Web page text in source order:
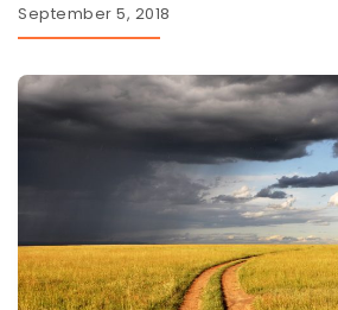
September 5, 2018